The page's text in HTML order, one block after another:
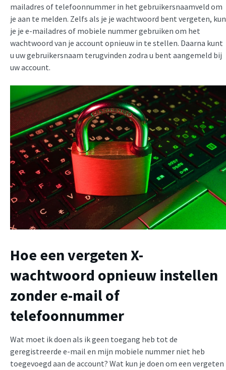
mailadres of telefoonnummer in het gebruikersnaamveld om
je aan te melden. Zelfs als je je wachtwoord bent vergeten, kun
je je e-mailadres of mobiele nummer gebruiken om het
wachtwoord van je account opnieuw in te stellen. Daarna kunt
u uw gebruikersnaam terugvinden zodra u bent aangemeld bij
uw account.
Hoe een vergeten X-
wachtwoord opnieuw instellen
zonder e-mail of
telefoonnummer
Wat moet ik doen als ik geen toegang heb tot de
geregistreerde e-mail en mijn mobiele nummer niet heb
toegevoegd aan de account? Wat kun je doen om een vergeten